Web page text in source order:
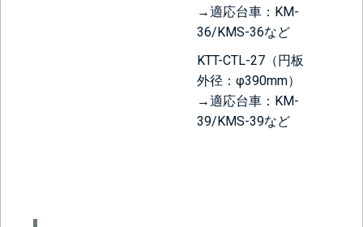
→適応台車：KM-
36/KMS-36など
KTT-CTL-27（円板
外径：φ390mm）
→適応台車：KM-
39/KMS-39など